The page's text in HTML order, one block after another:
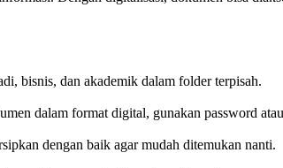
bisnis, dan akademik dalam folder terpisah.
dalam format digital, gunakan password
dengan baik agar mudah ditemukan nanti.